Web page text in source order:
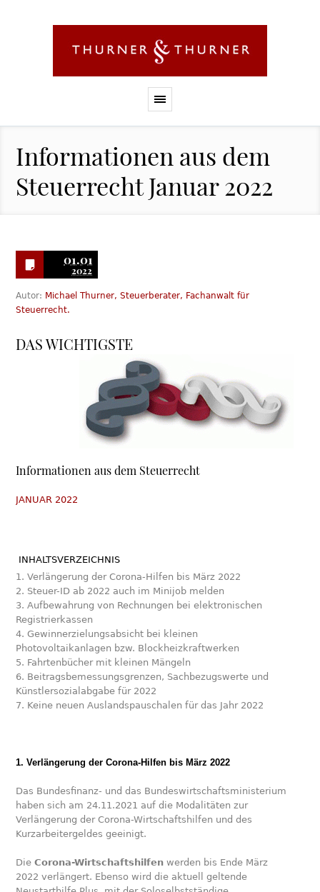
Informationen aus dem
Steuerrecht Januar 2022
01.01
2022
Autor: Michael Thurner, Steuerberater, Fachanwalt für
Steuerrecht.
DAS WICHTIGSTE
Informationen aus dem Steuerrecht
JANUAR 2022
INHALTSVERZEICHNIS
1. Verlängerung der Corona-Hilfen bis März 2022
2. Steuer-ID ab 2022 auch im Minijob melden
3. Aufbewahrung von Rechnungen bei elektronischen
Registrierkassen
4. Gewinnerzielungsabsicht bei kleinen
Photovoltaikanlagen bzw. Blockheizkraftwerken
5. Fahrtenbücher mit kleinen Mängeln
6. Beitragsbemessungsgrenzen, Sachbezugswerte und
Künstlersozialabgabe für 2022
7. Keine neuen Auslandspauschalen für das Jahr 2022
1. Verlängerung der Corona-Hilfen bis März 2022
Das Bundesfinanz- und das Bundeswirtschaftsministerium
haben sich am 24.11.2021 auf die Modalitäten zur
Verlängerung der Corona-Wirtschaftshilfen und des
Kurzarbeitergeldes geeinigt.
DieCorona-Wirtschaftshilfen werden bis Ende März
2022 verlängert. Ebenso wird die aktuell geltende